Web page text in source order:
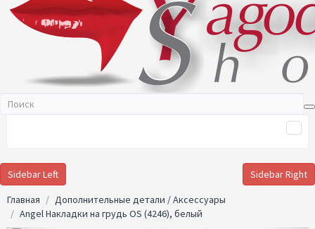
Sidebar Left
Sidebar Right
Главная
Дополнительные детали / Аксессуары
Angel Накладки на грудь OS (4246), белый